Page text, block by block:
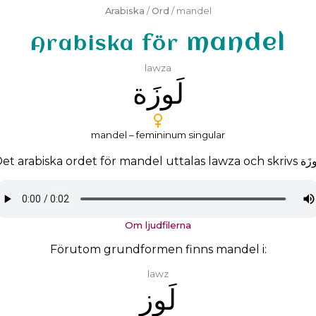
Arabiska / Ord / mandel
Arabiska för mandel
lawza
ﻟَﻮﺯَﺓ
mandel – femininum singular
arabiska ordet för mandel uttalas lawza och skrivs
Om ljudfilerna
Förutom grundformen finns mandel i:
lawz
ﻟَﻮﺯ